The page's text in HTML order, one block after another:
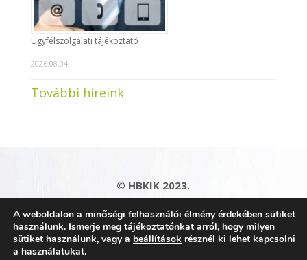
Ügyfélszolgálati tájékoztató
2026.08.04.
További híreink
© HBKIK 2023.
Adatkezelési tájékoztató|Impresszum|
Kapcsolat|Honlaptérkép
A weboldalon a minőségi felhasználói élmény érdekében sütiket
használunk. Ismerje meg tájékoztatónkat arról, hogy milyen
sütiket használunk, vagy a beállítások résznél ki lehet kapcsolni
a használatukat.